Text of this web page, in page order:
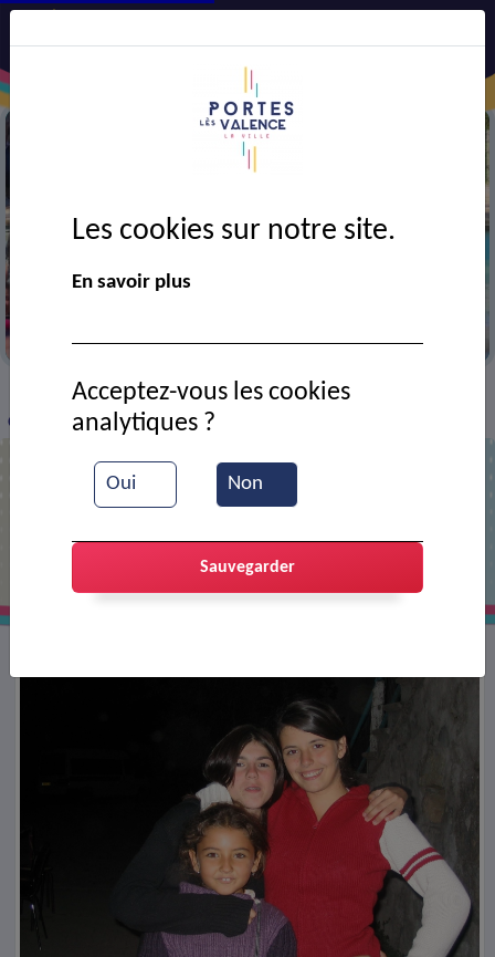
> VIE MUNICIPALE > Ressources documentaires
Colonie de Boulc
Les cookies sur notre site.
En savoir plus
Oui Non
Acceptez-vous les cookies
analytiques ?
Sauvegarder